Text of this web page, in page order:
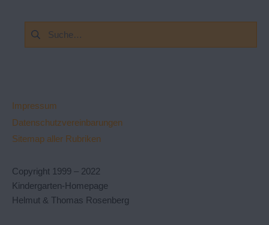
Suchen
nach:
Impressum
Datenschutzvereinbarungen
Sitemap aller Rubriken
Copyright 1999 – 2022
Kindergarten-Homepage
Helmut & Thomas Rosenberg